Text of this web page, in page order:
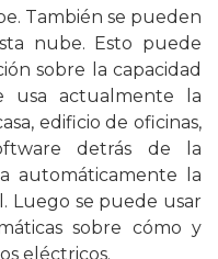
También se pueden
nube. Esto puede
sobre la capacidad
actualmente la
edificio de oficinas,
detrás de la
automáticamente la
Luego se puede usar
sobre cómo y
eléctricos.